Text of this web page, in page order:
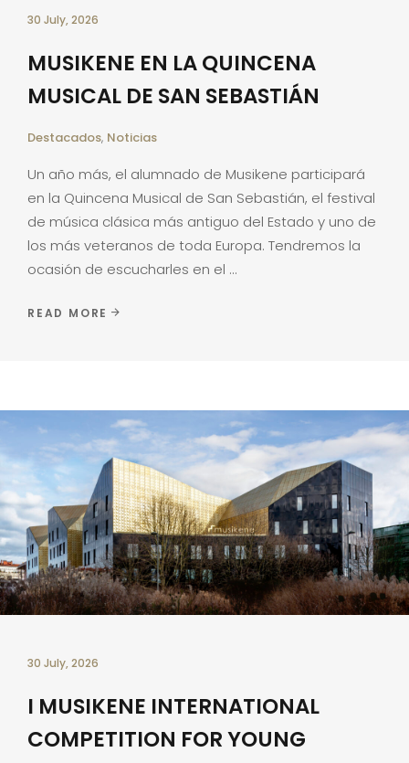
30 July, 2026
MUSIKENE EN LA QUINCENA
MUSICAL DE SAN SEBASTIÁN
Destacados, Noticias
Un año más, el alumnado de Musikene participará
en la Quincena Musical de San Sebastián, el festival
de música clásica más antiguo del Estado y uno de
los más veteranos de toda Europa. Tendremos la
ocasión de escucharles en el
READ MORE
30 July, 2026
I MUSIKENE INTERNATIONAL
COMPETITION FOR YOUNG